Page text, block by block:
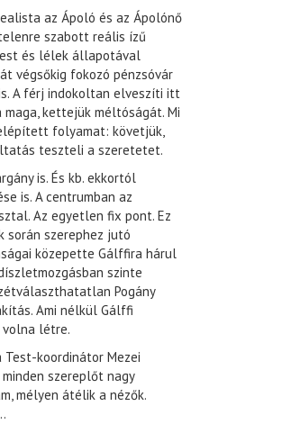
az Ápoló és az Ápolónő
szabott reális ízű
és lélek állapotával
végsőkig fokozó pénzsóvár
A férj indokoltan elveszíti itt
kettejük méltóságát. Mi
folyamat: követjük,
teszteli a szeretetet.
is. És kb. ekkortól
is. A centrumban az
Az egyetlen fix pont. Ez
szerephez jutó
közepette Gálffira hárul
szinte
Pogány
Ami nélkül Gálffi
létre.
Test-koordinátor Mezei
szereplőt nagy
mélyen átélik a nézők.